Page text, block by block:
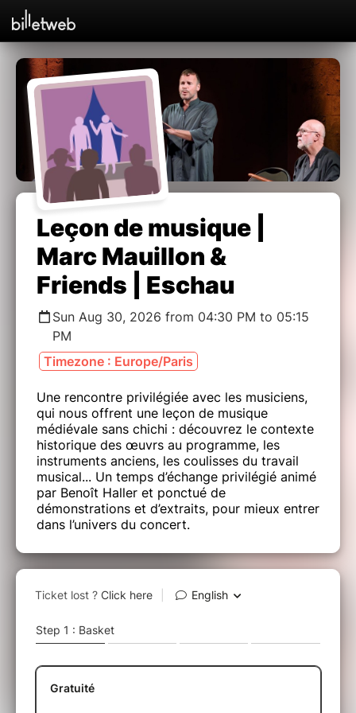
Leçon de musique |
Marc Mauillon &
Friends | Eschau
Sun Aug 30, 2026 from 04:30 PM to 05:15
PM
Timezone : Europe/Paris
Une rencontre privilégiée avec les musiciens,
qui nous offrent une leçon de musique
médiévale sans chichi : découvrez le contexte
historique des œuvrs au programme, les
instruments anciens, les coulisses du travail
musical... Un temps d’échange privilégié animé
par Benoît Haller et ponctué de
démonstrations et d’extraits, pour mieux entrer
dans l’univers du concert.